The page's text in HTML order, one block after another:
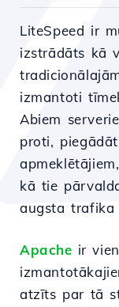
LiteSpeed ir
izstrādāts kā
izmantoti
Abiem
proti,
kā tie
augsta trafika
Apache ir
atzīts par tā